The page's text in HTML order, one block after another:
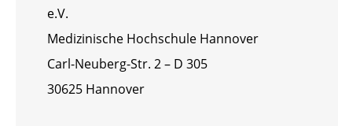
e.V.
Me­di­zi­ni­sche Hoch­schu­le Han­no­ver
Carl-Neu­berg-Str. 2 – D 305
30625 Han­no­ver